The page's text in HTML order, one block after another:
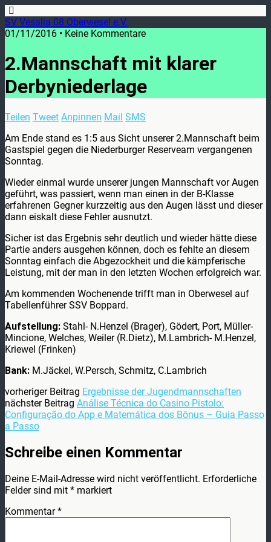
SV Vesalia 08 Oberwesel e.V.
01/11/2016 • Keine Kommentare
2.Mannschaft mit klarer
Derbyniederlage
Teilen Tweet Anpinnen Mail SMS
Am Ende stand es 1:5 aus Sicht unserer 2.Mannschaft beim
Gastspiel gegen die Niederburger Reserveam vergangenen
Sonntag.
Wieder einmal wurde unserer jungen Mannschaft vor Augen
geführt, was passiert, wenn man einen in der B-Klasse
erfahrenen Gegner kurzzeitig aus den Augen lässt und dieser
dann eiskalt diese Fehler ausnutzt.
Sicher ist das Ergebnis sehr deutlich und wieder hätte diese
Partie anders ausgehen können, doch es fehlte an diesem
Sonntag einfach die Abgezockheit und die kämpferische
Leistung, mit der man in den letzten Wochen erfolgreich war.
Am kommenden Wochenende trifft man in Oberwesel auf
Tabellenführer SSV Boppard.
Aufstellung: Stahl- N.Henzel (Brager), Gödert, Port, Müller-
Mincione, Welches, Weiler (R.Dietz), M.Lambrich- M.Henzel,
Kriewel (Frinken)
Bank: M.Jäckel, W.Persch, Schmitz, C.Lambrich
vorheriger Beitrag Ergebnisse der Jugendmannschaften
nächster Beitrag Análise Técnica do Casino Pistolo:
Configuração do App e Matemática dos Bônus – Guia Passo
a Passo
Schreibe einen Kommentar
Deine E-Mail-Adresse wird nicht veröffentlicht. Erforderliche
Felder sind mit * markiert
Kommentar*